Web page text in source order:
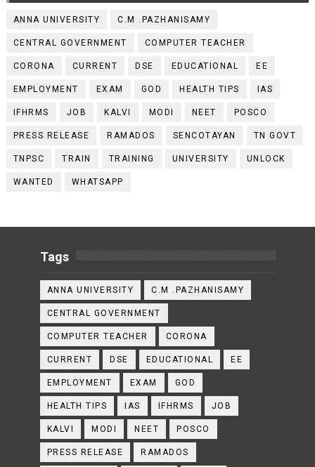
ANNA UNIVERSITY C.M .PAZHANISAMY
CENTRAL GOVERNMENT COMPUTER TEACHER
CORONA CURRENT DSE EDUCATIONAL EE
EMPLOYMENT EXAM GOD HEALTH TIPS IAS
IFHRMS JOB KALVI MODI NEET POSCO
PRESS RELEASE RAMADOS SENCOTAYAN TN GOVT
TNPSC TRAIN TRAINING UNIVERSITY UNLOCK
WANTED WHATSAPP
Tags
ANNA UNIVERSITY C.M .PAZHANISAMY
CENTRAL GOVERNMENT
COMPUTER TEACHER CORONA
CURRENT DSE EDUCATIONAL EE
EMPLOYMENT EXAM GOD
HEALTH TIPS IAS IFHRMS JOB
KALVI MODI NEET POSCO
PRESS RELEASE RAMADOS